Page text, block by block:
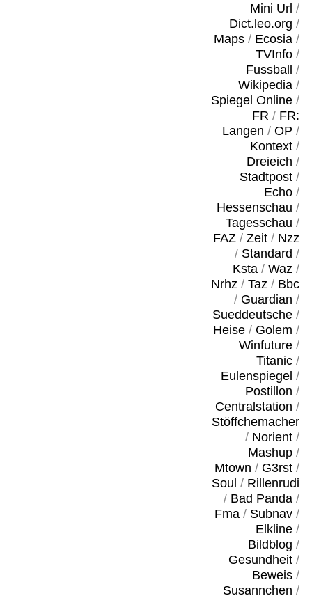
Mini Url /
Dict.leo.org /
Maps/ Ecosia/
TVInfo/
Fussball
/
Wikipedia/
Spiegel Online/
FR / FR:
Langen / OP /
Kontext/
Dreieich /
Stadtpost/
Echo/
Hessenschau /
Tagesschau /
FAZ/ Zeit/ Nzz
/ Standard /
Ksta/ Waz/
Nrhz/ Taz/ Bbc
/ Guardian /
Sueddeutsche/
Heise/ Golem /
Winfuture/
Titanic/
Eulenspiegel /
Postillon /
Centralstation /
Stöffchemacher
/ Norient/
Mashup/
Mtown / G3rst/
Soul / Rillenrudi
/ Bad Panda/
Fma/ Subnav/
Elkline/
Bildblog /
Gesundheit/
Beweis/
Susannchen /